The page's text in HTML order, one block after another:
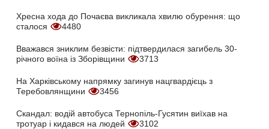
Хресна хода до Почаєва викликала хвилю обурення: що
сталося
4480
Вважався зниклим безвісти: підтвердилася загибель 30-
річного воїна із Зборівщини
3713
На Харківському напрямку загинув нацгвардієць з
Теребовлянщини
3456
Скандал: водій автобуса Тернопіль-Гусятин виїхав на
тротуар і кидався на людей
3102